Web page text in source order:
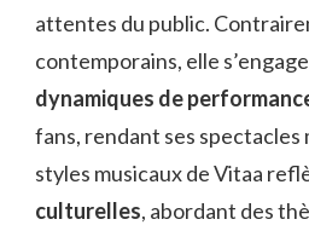
attentes du public.
contemporains, elle
dynamiques de
fans, rendant ses spectacles
styles musicaux de Vitaa
culturelles, abordant des